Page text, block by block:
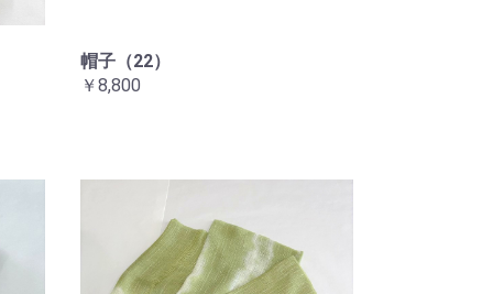
帽子（22）
￥8,800